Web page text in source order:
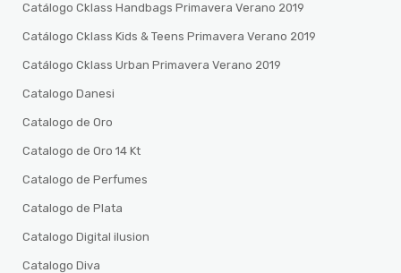
Catálogo Cklass Handbags Primavera Verano 2019
Catálogo Cklass Kids & Teens Primavera Verano 2019
Catálogo Cklass Urban Primavera Verano 2019
Catalogo Danesi
Catalogo de Oro
Catalogo de Oro 14 Kt
Catalogo de Perfumes
Catalogo de Plata
Catalogo Digital ilusion
Catalogo Diva